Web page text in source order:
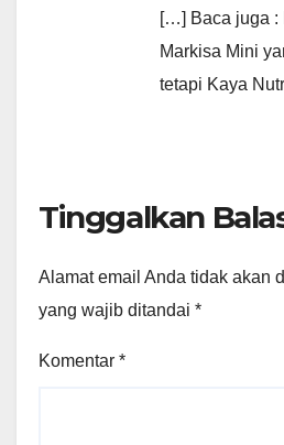
[…] Baca juga :
Markisa Mini
tetapi Kaya
Tinggalkan
Alamat email Anda tidak akan
yang wajib ditandai *
Komentar *